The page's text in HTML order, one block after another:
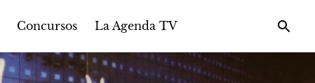
Concursos La Agenda TV